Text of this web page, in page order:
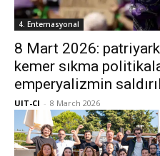
4. Enternasyonal
8 Mart 2026:
kemer sıkma
emperyalizmin
UIT-CI - 8 March 2026